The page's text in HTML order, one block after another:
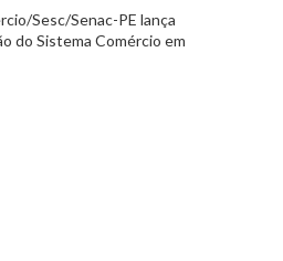
Sesc/Senac-PE lança
do Sistema Comércio em